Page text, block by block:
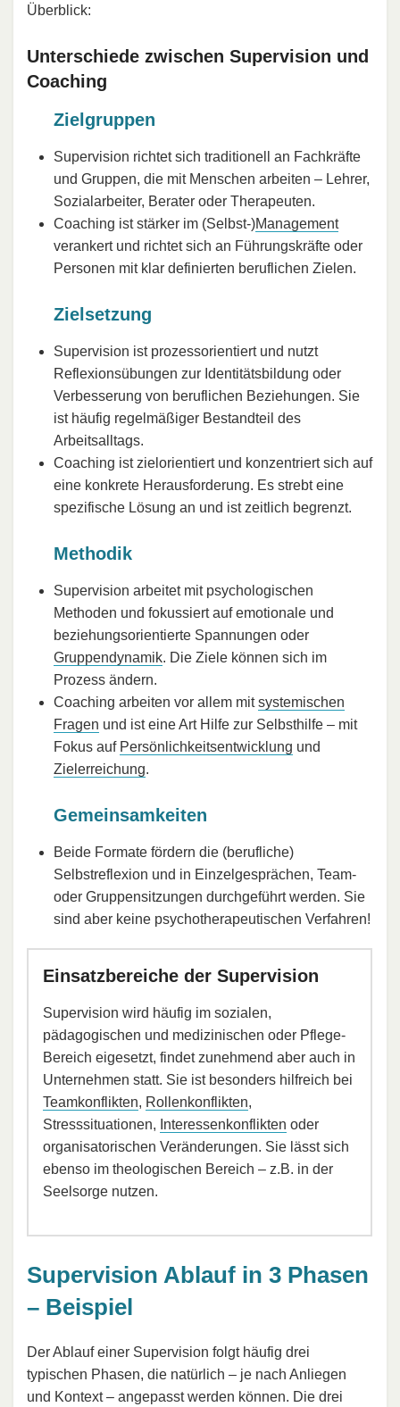
Überblick:
Unterschiede zwischen Supervision und
Coaching
Zielgruppen
Supervision richtet sich traditionell an Fachkräfte
und Gruppen, die mit Menschen arbeiten – Lehrer,
Sozialarbeiter, Berater oder Therapeuten.
Coaching ist stärker im (Selbst-)Management
verankert und richtet sich an Führungskräfte oder
Personen mit klar definierten beruflichen Zielen.
Zielsetzung
Supervision ist prozessorientiert und nutzt
Reflexionsübungen zur Identitätsbildung oder
Verbesserung von beruflichen Beziehungen. Sie
ist häufig regelmäßiger Bestandteil des
Arbeitsalltags.
Coaching ist zielorientiert und konzentriert sich auf
eine konkrete Herausforderung. Es strebt eine
spezifische Lösung an und ist zeitlich begrenzt.
Methodik
Supervision arbeitet mit psychologischen
Methoden und fokussiert auf emotionale und
beziehungsorientierte Spannungen oder
Gruppendynamik. Die Ziele können sich im
Prozess ändern.
Coaching arbeiten vor allem mitsystemischen
Fragen und ist eine Art Hilfe zur Selbsthilfe – mit
Fokus auf Persönlichkeitsentwicklung und
Zielerreichung.
Gemeinsamkeiten
Beide Formate fördern die (berufliche)
Selbstreflexion und in Einzelgesprächen, Team-
oder Gruppensitzungen durchgeführt werden. Sie
sind aber keine psychotherapeutischen Verfahren!
Einsatzbereiche der Supervision
Supervision wird häufig im sozialen,
pädagogischen und medizinischen oder Pflege-
Bereich eigesetzt, findet zunehmend aber auch in
Unternehmen statt. Sie ist besonders hilfreich bei
Teamkonflikten, Rollenkonflikten,
Stresssituationen, Interessenkonflikten oder
organisatorischen Veränderungen. Sie lässt sich
ebenso im theologischen Bereich – z.B. in der
Seelsorge nutzen.
Supervision Ablauf in 3 Phasen
– Beispiel
Der Ablauf einer Supervision folgt häufig drei
typischen Phasen, die natürlich – je nach Anliegen
und Kontext – angepasst werden können. Die drei